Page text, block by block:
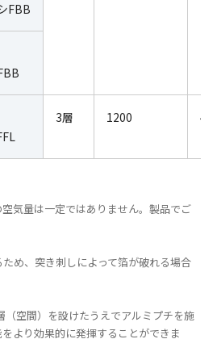
FBB
3層 1200 42
気量は一定ではありません。製品でご
め、突き刺しによって箔が破れる場合
（空間）を設けたうえでアルミプチを施
より効果的に発揮することができま